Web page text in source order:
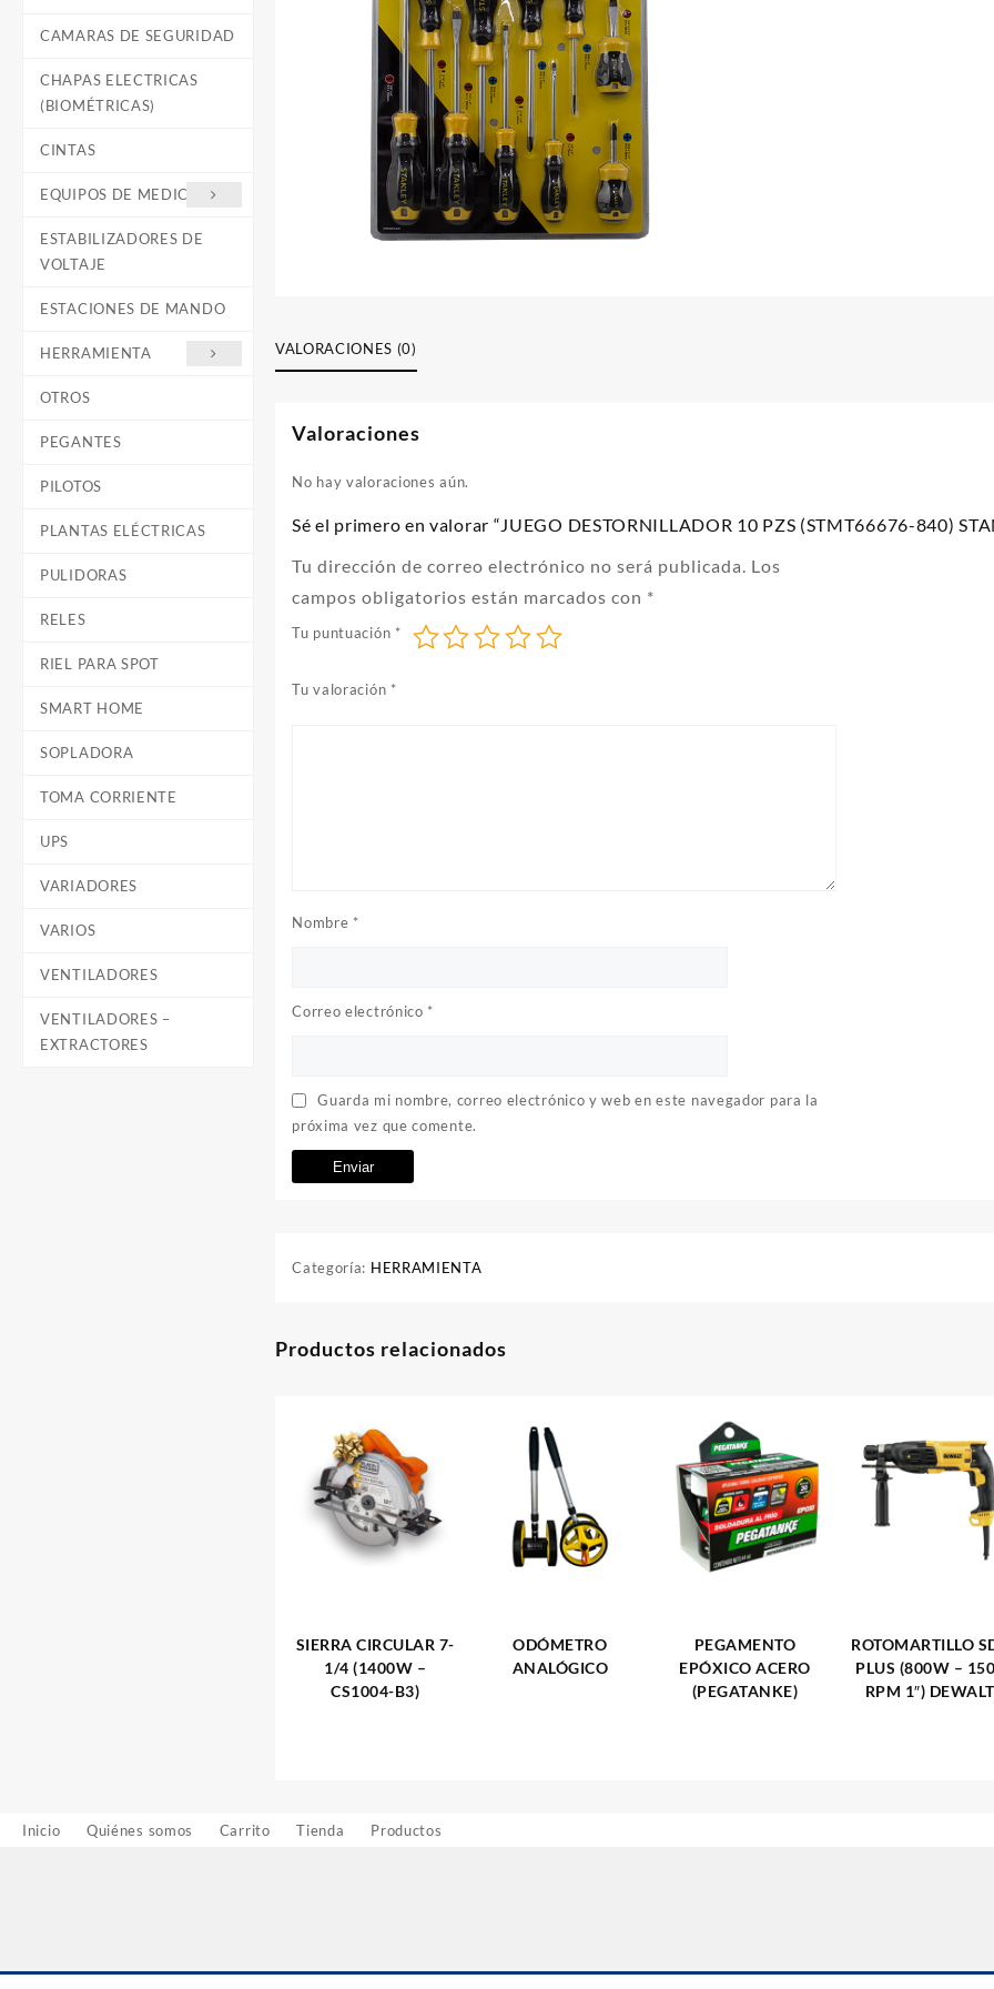
CAMARAS DE SEGURIDAD
CHAPAS ELECTRICAS
(BIOMÉTRICAS)
CINTAS
EQUIPOS DE MEDICIÓN
ESTABILIZADORES DE
VOLTAJE
ESTACIONES DE MANDO
HERRAMIENTA
OTROS
PEGANTES
PILOTOS
PLANTAS ELÉCTRICAS
PULIDORAS
RELES
RIEL PARA SPOT
SMART HOME
SOPLADORA
TOMA CORRIENTE
UPS
VARIADORES
VARIOS
VENTILADORES
VENTILADORES –
EXTRACTORES
VALORACIONES (0)
Valoraciones
No hay valoraciones aún.
Sé el primero en valorar “JUEGO DESTORNILLADOR 10 PZS (STMT66676-840)
Tu dirección de correo electrónico no será publicada. Los
campos obligatorios están marcados con *
Tu puntuación *
Tu valoración *
Nombre *
Correo electrónico *
Guarda mi nombre, correo electrónico y web en este navegador para la
próxima vez que comente.
Categoría: HERRAMIENTA
Productos relacionados
SIERRA CIRCULAR 7-
1/4 (1400W –
CS1004-B3)
ODÓMETRO
ANALÓGICO
PEGAMENTO
EPÓXICO ACERO
(PEGATANKE)
ROTOMARTILLO
PLUS (800W –
RPM 1″) DEWALT
Inicio Quiénes somos Carrito Tienda Productos